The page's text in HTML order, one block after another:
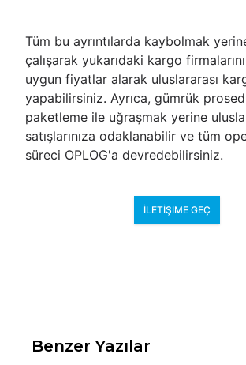
Tüm bu ayrıntılarda kaybolmak
çalışarak yukarıdaki kargo
uygun fiyatlar alarak uluslararası
yapabilirsiniz. Ayrıca, gümrük
paketleme ile uğraşmak yerine
satışlarınıza odaklanabilir ve tüm
süreci OPLOG'a devredebilirsiniz.
İLETIŞIME GEÇ
Benzer Yazılar